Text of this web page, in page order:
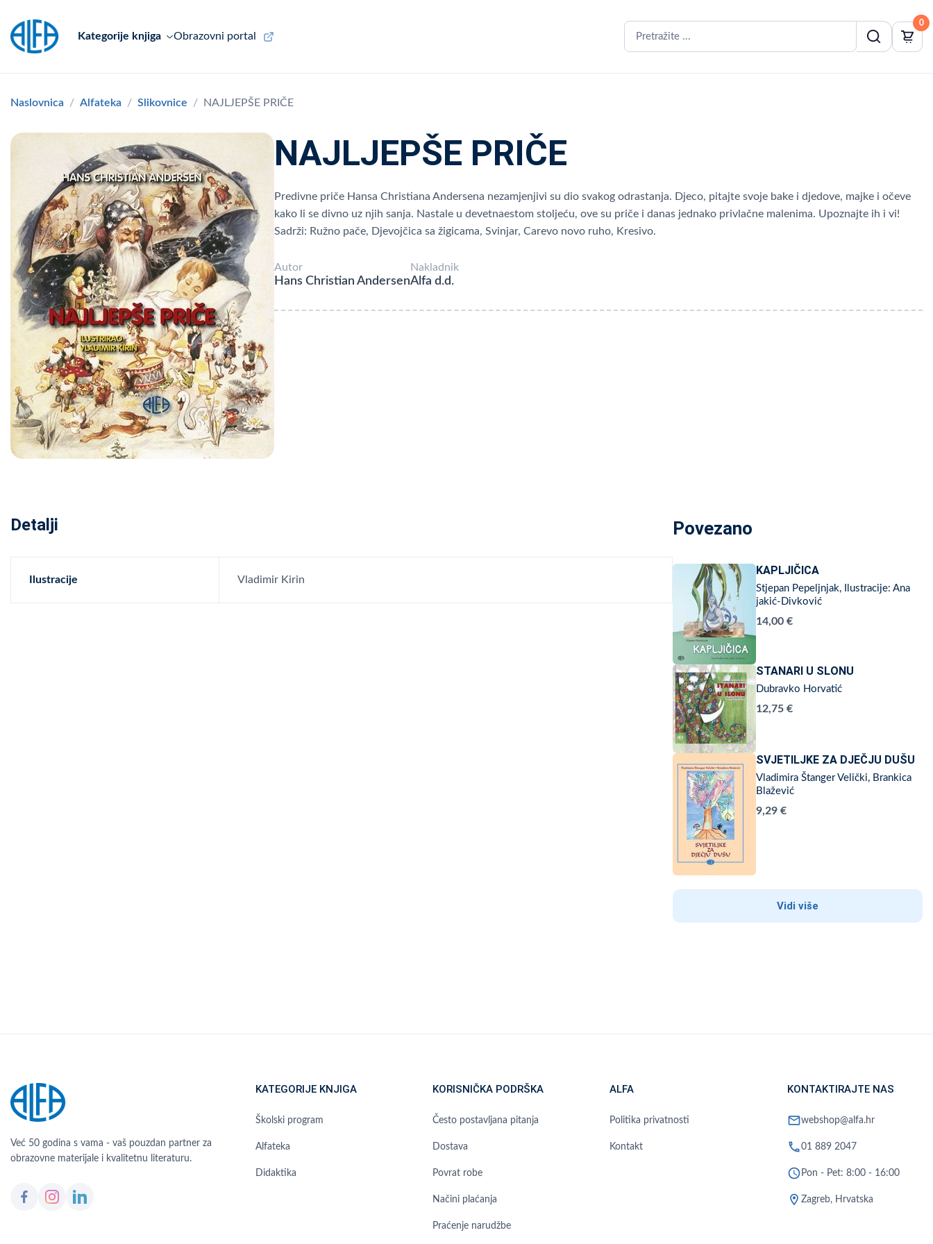
Kategorije knjiga Obrazovni portal
0
Naslovnica Alfateka Slikovnice NAJLJEPŠE PRIČE
NAJLJEPŠE PRIČE
Predivne priče Hansa Christiana Andersena nezamjenjivi su dio svakog odrastanja. Djeco, pitajte svoje bake i djedove, majke i očeve
kako li se divno uz njih sanja. Nastale u devetnaestom stoljeću, ove su priče i danas jednako privlačne malenima. Upoznajte ih i vi!
Sadrži: Ružno pače, Djevojčica sa žigicama, Svinjar, Carevo novo ruho, Kresivo.
Autor
Hans Christian Andersen
Nakladnik
Alfa d.d.
Detalji
Ilustracije Vladimir Kirin
Povezano
KAPLJIČICA
Stjepan Pepeljnjak, Ilustracije: Ana
jakić-Divković
14,00 €
STANARI U SLONU
Dubravko Horvatić
12,75 €
SVJETILJKE ZA DJEČJU DUŠU
Vladimira Štanger Velički, Brankica
Blažević
9,29 €
Vidi više
Već 50 godina s vama - vaš pouzdan partner za
obrazovne materijale i kvalitetnu literaturu.
KATEGORIJE KNJIGA
Školski program
Alfateka
Didaktika
KORISNIČKA PODRŠKA
Često postavljana pitanja
Dostava
Povrat robe
Načini plaćanja
Praćenje narudžbe
ALFA
Politika privatnosti
Kontakt
KONTAKTIRAJTE NAS
mailwebshop@alfa.hr
phone01 889 2047
schedule Pon - Pet: 8:00 - 16:00
location_on Zagreb, Hrvatska